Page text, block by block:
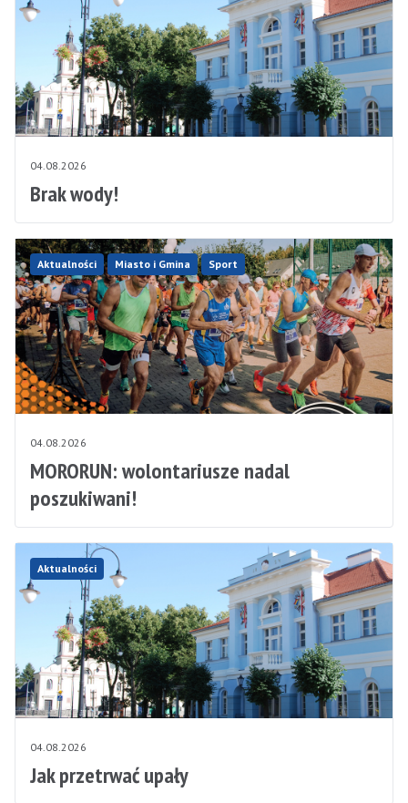
04.08.2026
Brak wody!
Aktualności Miasto i Gmina Sport
04.08.2026
MORORUN: wolontariusze nadal
poszukiwani!
Aktualności
04.08.2026
Jak przetrwać upały